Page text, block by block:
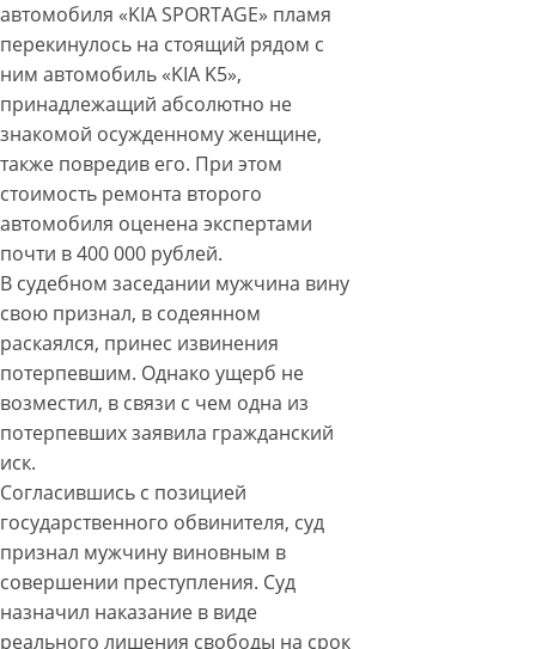
автомобиля «KIA SPORTAGЕ» пламя
перекинулось на стоящий рядом с
ним автомобиль «KIA K5»,
принадлежащий абсолютно не
знакомой осужденному женщине,
также повредив его. При этом
стоимость ремонта второго
автомобиля оценена экспертами
почти в 400 000 рублей.
В судебном заседании мужчина вину
свою признал, в содеянном
раскаялся, принес извинения
потерпевшим. Однако ущерб не
возместил, в связи с чем одна из
потерпевших заявила гражданский
иск.
Согласившись с позицией
государственного обвинителя, суд
признал мужчину виновным в
совершении преступления. Суд
назначил наказание в виде
реального лишения свободы на срок